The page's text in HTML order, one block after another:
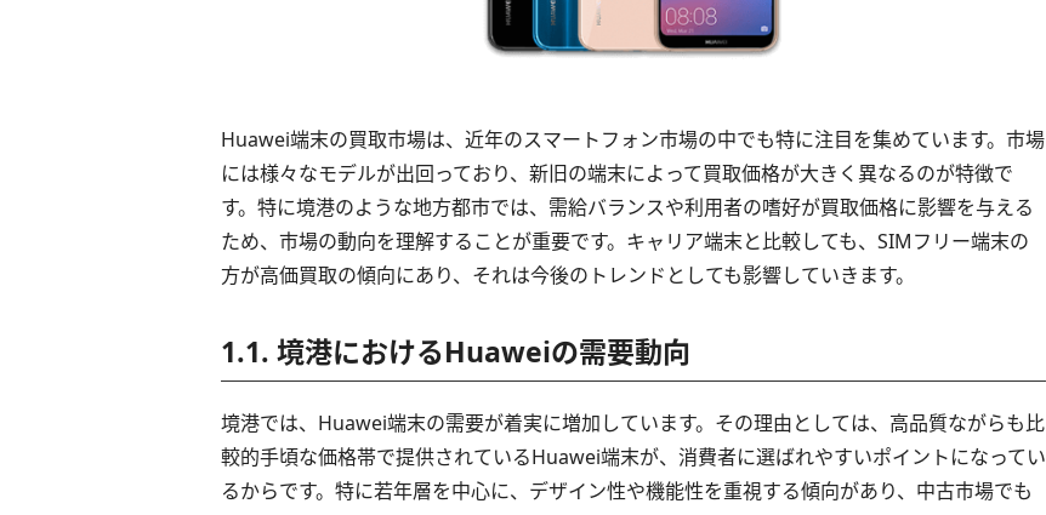
Huawei端末の買取市場は、近年のスマートフォン市場の中でも特に注目を集めています。市場
には様々なモデルが出回っており、新旧の端末によって買取価格が大きく異なるのが特徴で
す。特に境港のような地方都市では、需給バランスや利用者の嗜好が買取価格に影響を与える
ため、市場の動向を理解することが重要です。キャリア端末と比較しても、SIMフリー端末の
方が高価買取の傾向にあり、それは今後のトレンドとしても影響していきます。
1.1. 境港におけるHuaweiの需要動向
境港では、Huawei端末の需要が着実に増加しています。その理由としては、高品質ながらも比
較的手頃な価格帯で提供されているHuawei端末が、消費者に選ばれやすいポイントになってい
るからです。特に若年層を中心に、デザイン性や機能性を重視する傾向があり、中古市場でも